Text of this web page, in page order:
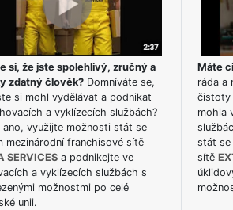
si, že jste spolehlivý, zručný a
zdatný člověk?Domníváte se,
si mohl vydělávat a podnikat
a vyklízecích službách?
ano, využijte možnosti stát se
mezinárodní franchisové sítě
SERVICESa podnikejte ve
a vyklízecích službách s
možnostmi po celé
unii.
Máte
ráda a
čistoty
mohla
stát se
sítě